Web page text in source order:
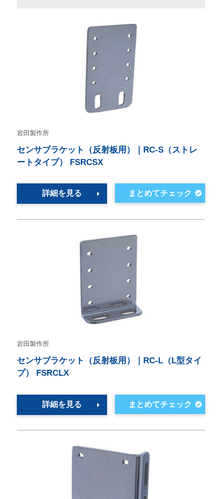
岩田製作所
センサブラケット（反射板用）｜RC-S（ストレ
ートタイプ） FSRCSX
詳細を見る
岩田製作所
センサブラケット（反射板用）｜RC-L（L型タイ
プ） FSRCLX
詳細を見る